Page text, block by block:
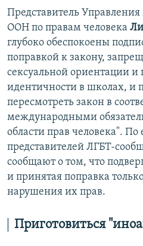
Представитель
ООН по правам человека
глубоко обеспокоены
поправкой к закону,
сексуальной ориентации и
идентичности в школах, и
пересмотреть закон в
международными
области прав человека". По
представителей ЛГБТ-
сообщают о том, что
и принятая поправка
нарушения их прав.
Приготовиться